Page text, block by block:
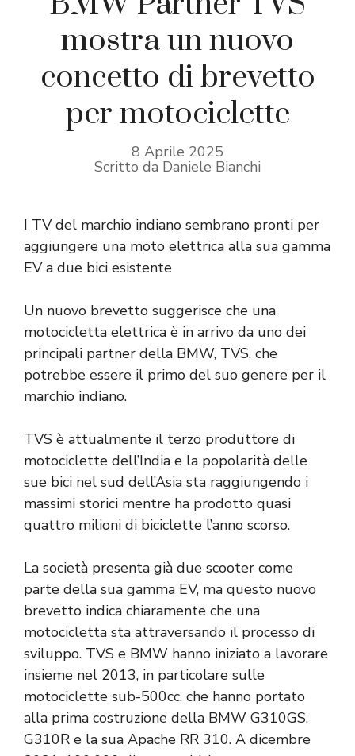
mostra un nuovo
concetto di brevetto
per motociclette
8 Aprile 2025
Scritto da Daniele Bianchi
I TV del marchio indiano sembrano pronti per
aggiungere una moto elettrica alla sua gamma
EV a due bici esistente
Un nuovo brevetto suggerisce che una
motocicletta elettrica è in arrivo da uno dei
principali partner della BMW, TVS, che
potrebbe essere il primo del suo genere per il
marchio indiano.
TVS è attualmente il terzo produttore di
motociclette dell’India e la popolarità delle
sue bici nel sud dell’Asia sta raggiungendo i
massimi storici mentre ha prodotto quasi
quattro milioni di biciclette l’anno scorso.
La società presenta già due scooter come
parte della sua gamma EV, ma questo nuovo
brevetto indica chiaramente che una
motocicletta sta attraversando il processo di
sviluppo. TVS e BMW hanno iniziato a lavorare
insieme nel 2013, in particolare sulle
motociclette sub-500cc, che hanno portato
alla prima costruzione della BMW G310GS,
G310R e la sua Apache RR 310. A dicembre